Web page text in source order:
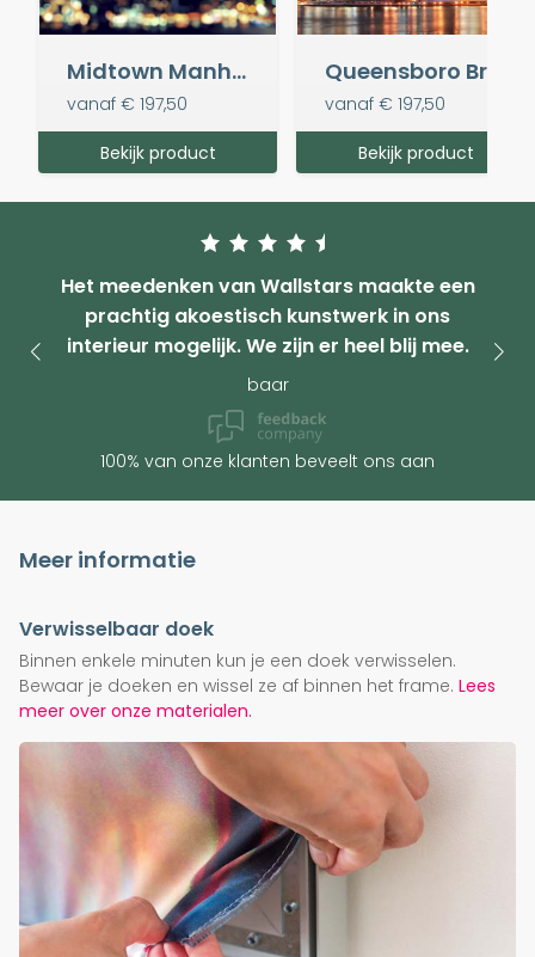
Midtown Manhattan Bokeh
vanaf € 197,50
Bekijk product
vanaf € 197,50
Bekijk product
Het meedenken van Wallstars maakte een
prachtig akoestisch kunstwerk in ons
interieur mogelijk. We zijn er heel blij mee.
baar
100% van onze klanten beveelt ons aan
Meer informatie
Verwisselbaar doek
Binnen enkele minuten kun je een doek verwisselen.
Bewaar je doeken en wissel ze af binnen het frame. Lees
meer over onze materialen.